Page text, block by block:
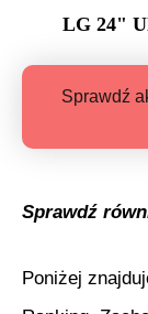
LG 24"
Sprawdź
Sprawdź
Poniżej